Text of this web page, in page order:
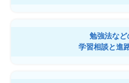
勉強法など
学習相談と進